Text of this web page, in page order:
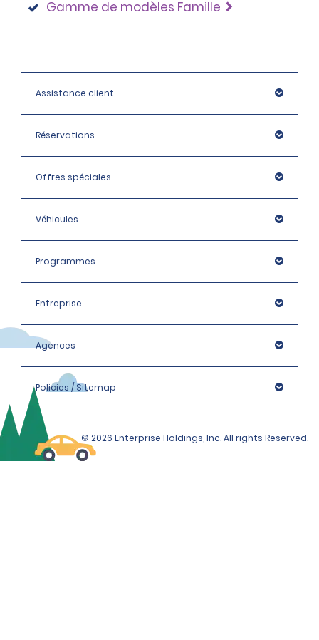
Gamme de modèles Famille
Assistance client
Réservations
Offres spéciales
Véhicules
Programmes
Entreprise
Agences
Policies / Sitemap
© 2026 Enterprise Holdings, Inc. All rights Reserved.